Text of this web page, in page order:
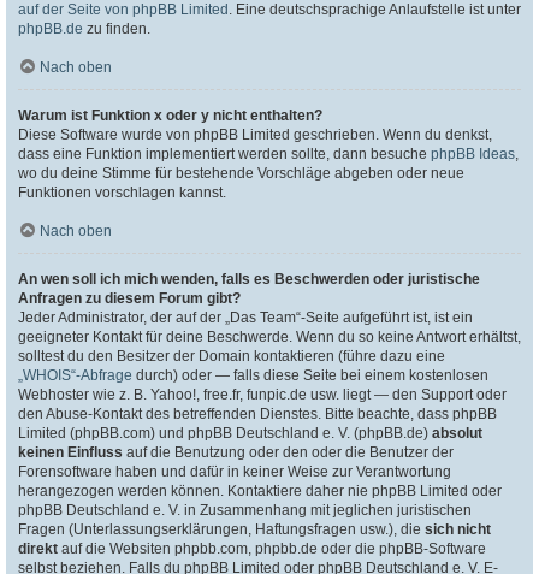
auf der Seite von phpBB Limited . Eine deutschsprachige Anlaufstelle ist unter
phpBB.de zu finden.
Nach oben
Warum ist Funktion x oder y nicht enthalten?
Diese Software wurde von phpBB Limited geschrieben. Wenn du denkst,
dass eine Funktion implementiert werden sollte, dann besuche phpBB Ideas,
wo du deine Stimme für bestehende Vorschläge abgeben oder neue
Funktionen vorschlagen kannst.
Nach oben
An wen soll ich mich wenden, falls es Beschwerden oder juristische
Anfragen zu diesem Forum gibt?
Jeder Administrator, der auf der „Das Team“-Seite aufgeführt ist, ist ein
geeigneter Kontakt für deine Beschwerde. Wenn du so keine Antwort erhältst,
solltest du den Besitzer der Domain kontaktieren (führe dazu eine
„WHOIS“-Abfrage durch) oder — falls diese Seite bei einem kostenlosen
Webhoster wie z. B. Yahoo!, free.fr, funpic.de usw. liegt — den Support oder
den Abuse-Kontakt des betreffenden Dienstes. Bitte beachte, dass phpBB
Limited (phpBB.com) und phpBB Deutschland e. V. (phpBB.de) absolut
keinen Einfluss auf die Benutzung oder den oder die Benutzer der
Forensoftware haben und dafür in keiner Weise zur Verantwortung
herangezogen werden können. Kontaktiere daher nie phpBB Limited oder
phpBB Deutschland e. V. in Zusammenhang mit jeglichen juristischen
Fragen (Unterlassungserklärungen, Haftungsfragen usw.), die sich nicht
direkt auf die Websiten phpbb.com, phpbb.de oder die phpBB-Software
selbst beziehen. Falls du phpBB Limited oder phpBB Deutschland e. V. E-